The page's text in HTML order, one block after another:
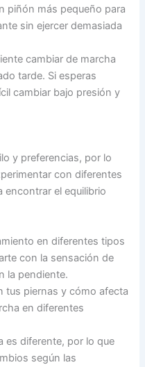
piñón más pequeño para
sin ejercer demasiada
cambiar de marcha
tarde. Si esperas
cambiar bajo presión y
y preferencias, por lo
con diferentes
encontrar el equilibrio
en diferentes tipos
con la sensación de
la pendiente.
tus piernas y cómo afecta
en diferentes
es diferente, por lo que
según las